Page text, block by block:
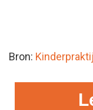
Bron: